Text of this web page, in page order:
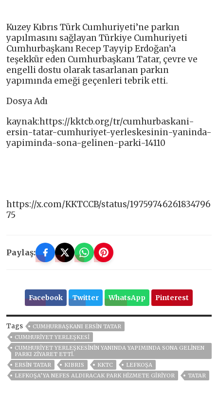
Kuzey Kıbrıs Türk Cumhuriyeti’ne parkın
yapılmasını sağlayan Türkiye Cumhuriyeti
Cumhurbaşkanı Recep Tayyip Erdoğan’a
teşekkür eden Cumhurbaşkanı Tatar, çevre ve
engelli dostu olarak tasarlanan parkın
yapımında emeği geçenleri tebrik etti.
Dosya Adı
kaynak:https://kktcb.org/tr/cumhurbaskani-
ersin-tatar-cumhuriyet-yerleskesinin-yaninda-
yapiminda-sona-gelinen-parki-14110
https://x.com/KKTCCB/status/19759746261834796
75
Paylaş:
Facebook Twitter WhatsApp Pinterest
Tags
CUMHURBAŞKANI ERSIN TATAR
CUMHURIYET YERLEŞKESI
CUMHURIYET YERLEŞKESININ YANINDA YAPIMINDA SONA GELINEN
PARKI ZIYARET ETTI.
ERSIN TATAR
KIBRIS KKTC
LEFKOŞA
LEFKOŞA’YA NEFES ALDIRACAK PARK HIZMETE GIRIYOR
TATAR